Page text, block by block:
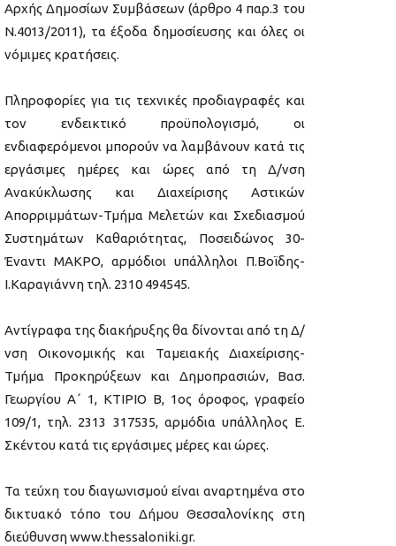
Αρχής Δημοσίων Συμβάσεων (άρθρο 4 παρ.3 του
Ν.4013/2011), τα έξοδα δημοσίευσης και όλες οι
νόμιμες κρατήσεις.
Πληροφορίες για τις τεχνικές προδιαγραφές και
τον ενδεικτικό προϋπολογισμό, οι
ενδιαφερόμενοι μπορούν να λαμβάνουν κατά τις
εργάσιμες ημέρες και ώρες από τη Δ/νση
Ανακύκλωσης και Διαχείρισης Αστικών
Απορριμμάτων-Τμήμα Μελετών και Σχεδιασμού
Συστημάτων Καθαριότητας, Ποσειδώνος 30-
Έναντι ΜΑΚΡΟ, αρμόδιοι υπάλληλοι Π.Βοϊδης-
Ι.Καραγιάννη τηλ. 2310 494545.
Αντίγραφα της διακήρυξης θα δίνονται από τη Δ/
νση Οικονομικής και Ταμειακής Διαχείρισης-
Τμήμα Προκηρύξεων και Δημοπρασιών, Βασ.
Γεωργίου Α΄ 1, ΚΤΙΡΙΟ Β, 1ος όροφος, γραφείο
109/1, τηλ. 2313 317535, αρμόδια υπάλληλος Ε.
Σκέντου κατά τις εργάσιμες μέρες και ώρες.
Τα τεύχη του διαγωνισμού είναι αναρτημένα στο
δικτυακό τόπο του Δήμου Θεσσαλονίκης στη
διεύθυνση www.thessaloniki.gr.